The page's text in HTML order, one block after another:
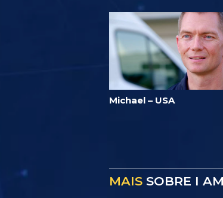
Michael – USA
MAIS SOBRE I